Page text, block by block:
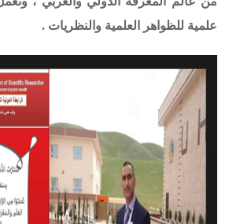
علمية للظواهر العلمية والنظريات .